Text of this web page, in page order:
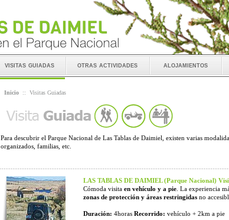
visitas guiadas otras actividades alojamientos
Inicio :: Visitas Guiadas
Para descubrir el Parque Nacional de Las Tablas de Daimiel, existen varias
organizados, familias, etc.
LAS TABLAS DE DAIMIEL (Parque Nacional)
Cómoda visita en vehículo y a pie . La experiencia
zonas de protección y áreas restringidas no
Duración: 4horas Recorrido: vehículo + 2km a pie